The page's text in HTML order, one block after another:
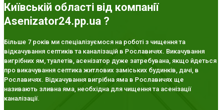
Київській області від компанії
Asenizator24.pp.ua ?
Більше 7 років ми спеціалізуємося на роботі з чищення та
відкачування септиків та каналізацій в Рославичях. Викачування
вигрібних ям, туалетів, асенізатор дуже затребувана, якщо йдеться
про викачування септика житлових заміських будинків, дачі, в
Рославичях. Відкачування вигрібна яма в Рославичях ще
називають зливна яма, необхідна для чищення та асенізації
каналізації.